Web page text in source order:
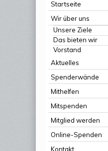
Startseite
Wir über uns
Unsere Ziele
Das bieten wir
Vorstand
Aktuelles
Spenderwände
Mithelfen
Mitspenden
Mitglied werden
Online-Spenden
Kontakt